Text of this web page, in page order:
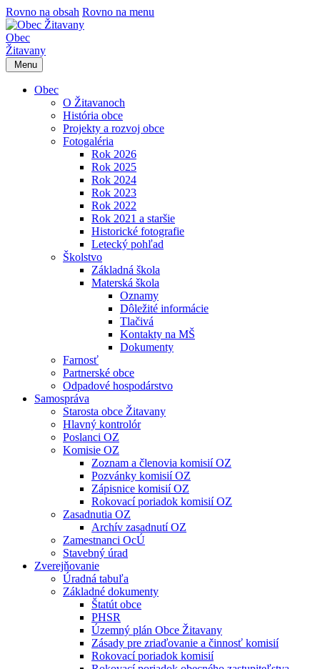
Rovno na obsah Rovno na menu
Obec
Žitavany
Menu
Obec
O Žitavanoch
História obce
Projekty a rozvoj obce
Fotogaléria
Rok 2026
Rok 2025
Rok 2024
Rok 2023
Rok 2022
Rok 2021 a staršie
Historické fotografie
Letecký pohľad
Školstvo
Základná škola
Materská škola
Oznamy
Dôležité informácie
Tlačivá
Kontakty na MŠ
Dokumenty
Farnosť
Partnerské obce
Odpadové hospodárstvo
Samospráva
Starosta obce Žitavany
Hlavný kontrolór
Poslanci OZ
Komisie OZ
Zoznam a členovia komisií OZ
Pozvánky komisií OZ
Zápisnice komisií OZ
Rokovací poriadok komisií OZ
Zasadnutia OZ
Archív zasadnutí OZ
Zamestnanci OcÚ
Stavebný úrad
Zverejňovanie
Úradná tabuľa
Základné dokumenty
Štatút obce
PHSR
Územný plán Obce Žitavany
Zásady pre zriaďovanie a činnosť komisií
Rokovací poriadok komisií